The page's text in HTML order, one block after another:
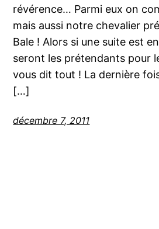
révérence… Parmi eux on
mais aussi notre chevalier
Bale ! Alors si une suite est
seront les prétendants pour
vous dit tout ! La dernière
[…]
décembre 7, 2011